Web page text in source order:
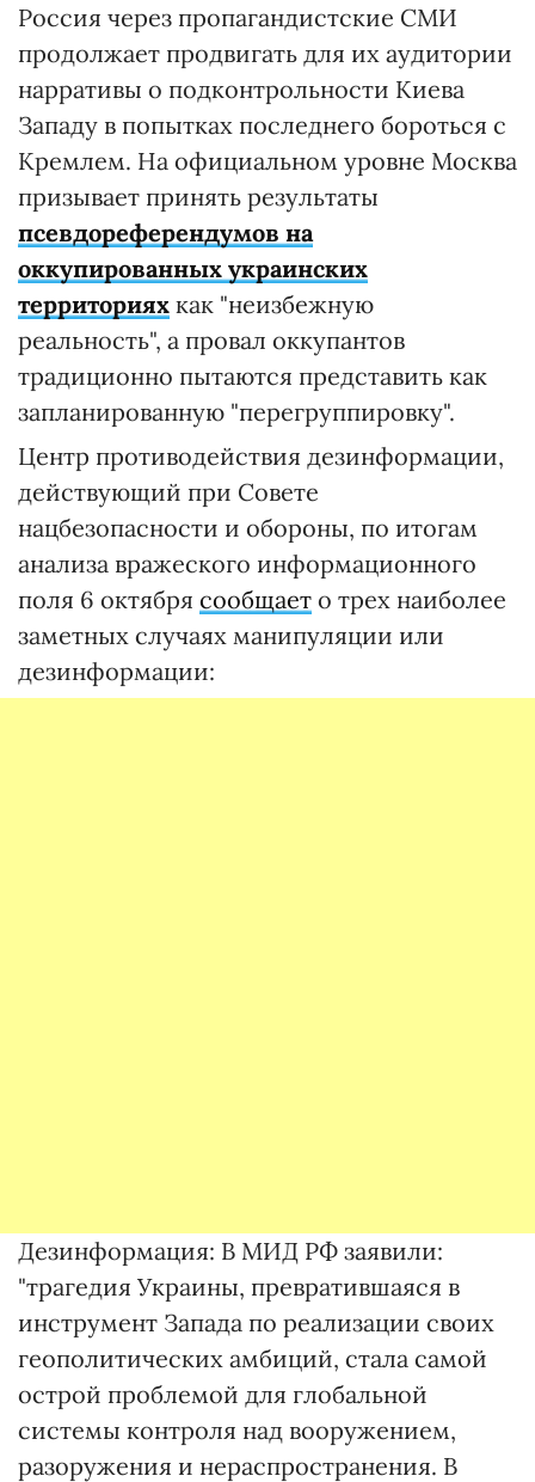
Россия через пропагандистские СМИ
продолжает продвигать для их аудитории
нарративы о подконтрольности Киева
Западу в попытках последнего бороться с
Кремлем. На официальном уровне Москва
призывает принять результаты
псевдореферендумов на
оккупированных украинских
территориях как "неизбежную
реальность", а провал оккупантов
традиционно пытаются представить как
запланированную "перегруппировку".
Центр противодействия дезинформации,
действующий при Совете
нацбезопасности и обороны, по итогам
анализа вражеского информационного
поля 6 октября сообщает о трех наиболее
заметных случаях манипуляции или
дезинформации:
Дезинформация: В МИД РФ заявили:
"трагедия Украины, превратившаяся в
инструмент Запада по реализации своих
геополитических амбиций, стала самой
острой проблемой для глобальной
системы контроля над вооружением,
разоружения и нераспространения. В